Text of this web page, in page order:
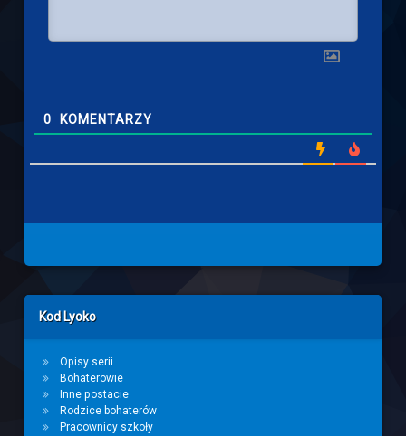
0 KOMENTARZY
Left Sidebar
Kod Lyoko
Opisy serii
Bohaterowie
Inne postacie
Rodzice bohaterów
Pracownicy szkoły